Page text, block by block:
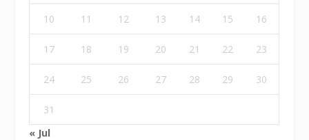
10 11 12 13 14 15 16
17 18 19 20 21 22 23
24 25 26 27 28 29 30
31
« Jul